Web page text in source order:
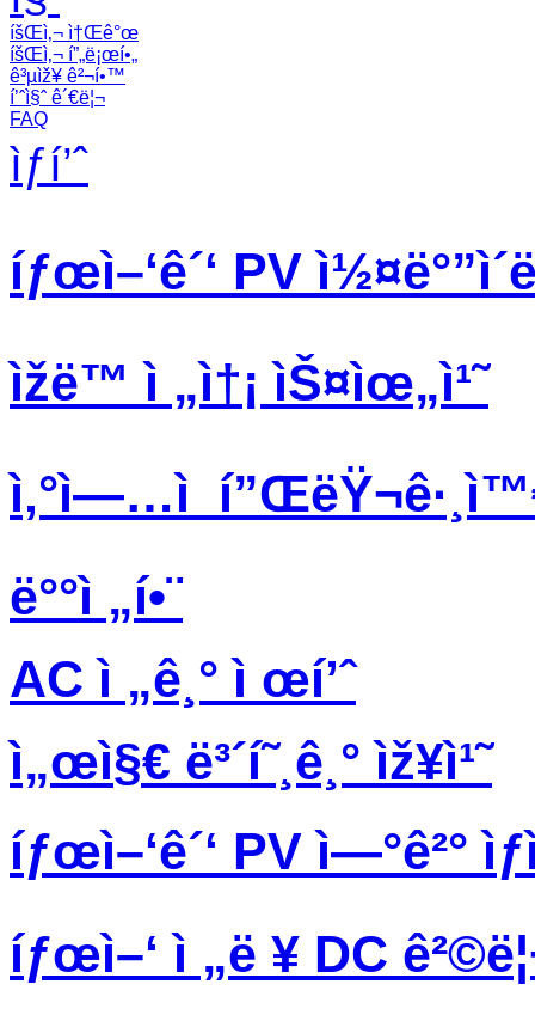
íšŒì‚¬ ì†Œê°œ
íšŒì‚¬ í”„ë¡œí•„
ê³µìž¥ ê²¬í•™
í’ˆì§ˆ ê´€ë¦¬
FAQ
ìƒí’ˆ
íƒœì–‘ê´‘ PV
ìžë™ ì „ì†¡ ìŠ¤ìœ„ì¹˜
ì‚°ì—…ì 
ë°°ì „í•¨
AC ì „ê¸° ì œí’ˆ
ì„œì§€ ë³´í˜¸ê¸° ìž¥ì¹˜
íƒœì–‘ê´‘ PV ì—°ê²°
íƒœì–‘ ì „ë ¥ DC